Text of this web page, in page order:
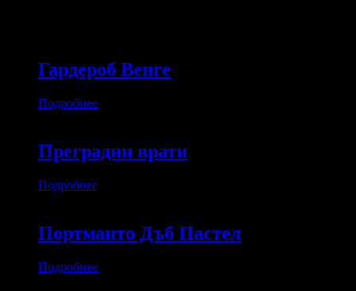
Гардероб Венге
Подробнее
Преградни врати
Подробнее
Портманто Дъб Пастел
Подробнее